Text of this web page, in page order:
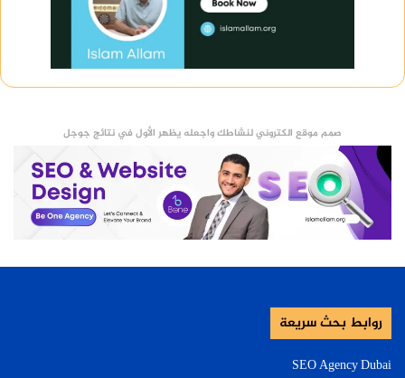
صمم موقع الكتروني لنشاطك واجعله يظهر الأول في نتائج جوجل
روابط بحث سريعة
SEO Agency Dubai